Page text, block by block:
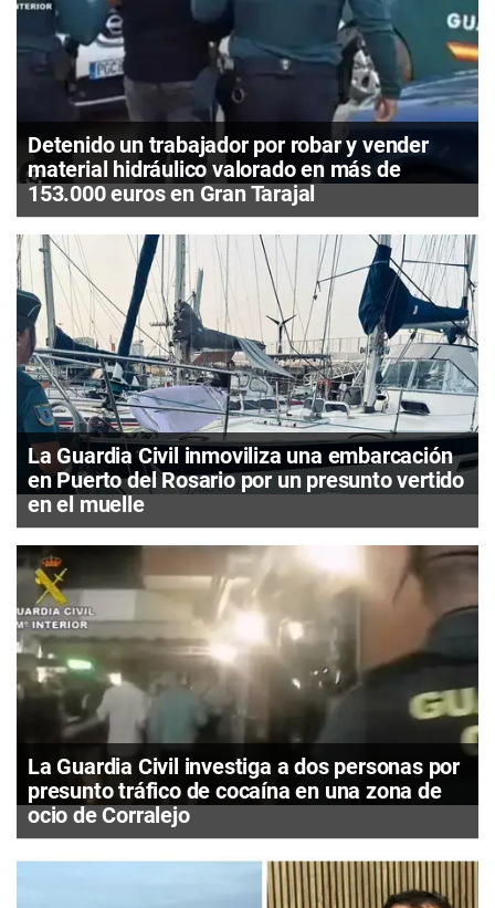
Detenido un trabajador por robar y vender
material hidráulico valorado en más de
153.000 euros en Gran Tarajal
La Guardia Civil inmoviliza una embarcación
en Puerto del Rosario por un presunto vertido
en el muelle
La Guardia Civil investiga a dos personas por
presunto tráfico de cocaína en una zona de
ocio de Corralejo